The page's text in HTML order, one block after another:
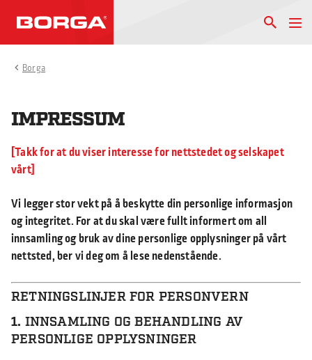
Borga
IMPRESSUM
Takk for at du viser interesse for nettstedet og selskapet
vårt
Vi legger stor vekt på å beskytte din personlige informasjon
og integritet. For at du skal være fullt informert om all
innsamling og bruk av dine personlige opplysninger på vårt
nettsted, ber vi deg om å lese nedenstående.
RETNINGSLINJER FOR PERSONVERN
1. INNSAMLING OG BEHANDLING AV
PERSONLIGE OPPLYSNINGER